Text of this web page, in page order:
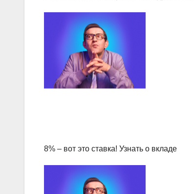
8% – вот это ставка! Узнать о вкладе